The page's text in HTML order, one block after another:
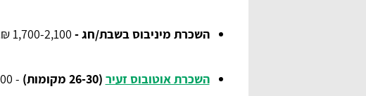
השכרת מיניבוס בשבת/חג -
השכרת אוטובוס זעיר (26-30 מקומות) - 1,900-2,400 ₪.